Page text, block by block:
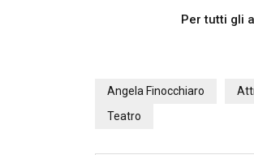
Per tutti gli
Angela Finocchiaro
Teatro